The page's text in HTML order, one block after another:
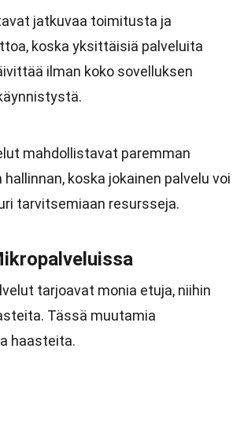
jatkuvaa toimitusta ja
koska yksittäisiä palveluita
ilman koko sovelluksen
mahdollistavat paremman
koska jokainen palvelu voi
tarvitsemiaan resursseja.
tarjoavat monia etuja, niihin
Tässä muutamia
haasteita.